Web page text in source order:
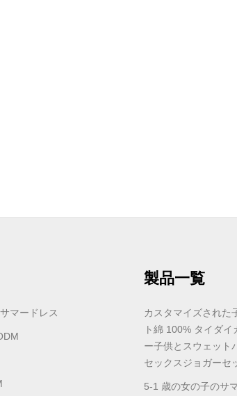
マードレス
製品一覧
カスタマイズされた
ト綿 100% タイダ
ー子供とスウェット
セックスジョガーセ
5-1 歳の女の子のサ